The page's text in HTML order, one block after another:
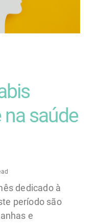
saúde
dedicado à
período são
e